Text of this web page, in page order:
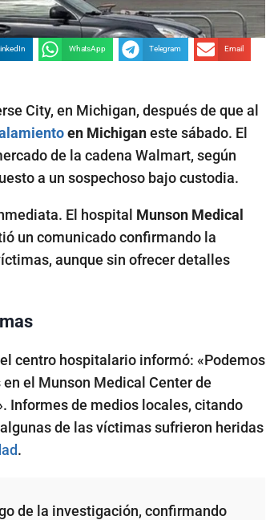
WhatsApp Telegram Email
City, en Michigan, después de que al
en Michiganeste sábado. El
de la cadena Walmart, según
a un sospechoso bajo custodia.
El hospital Munson Medical
un comunicado confirmando la
aunque sin ofrecer detalles
centro hospitalario informó: «Podemos
el Munson Medical Center de
Informes de medios locales, citando
de las víctimas sufrieron heridas
.
de la investigación, confirmando